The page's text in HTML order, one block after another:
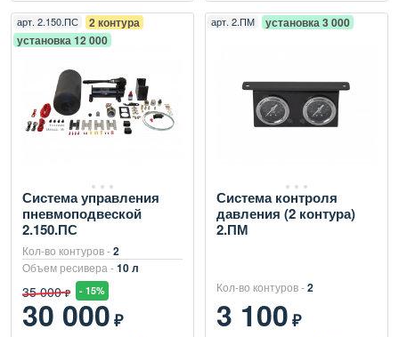
арт. 2.150.ПС
2 контура
установка 12 000
Система управления
пневмоподвеской
2.150.ПС
Кол-во контуров -2
Объем ресивера -10 л
35 000 ₽ - 15%
30 000₽
арт. 2.ПМ установка 3 000
Система контроля
давления (2 контура)
2.ПМ
Кол-во контуров -2
3 100₽